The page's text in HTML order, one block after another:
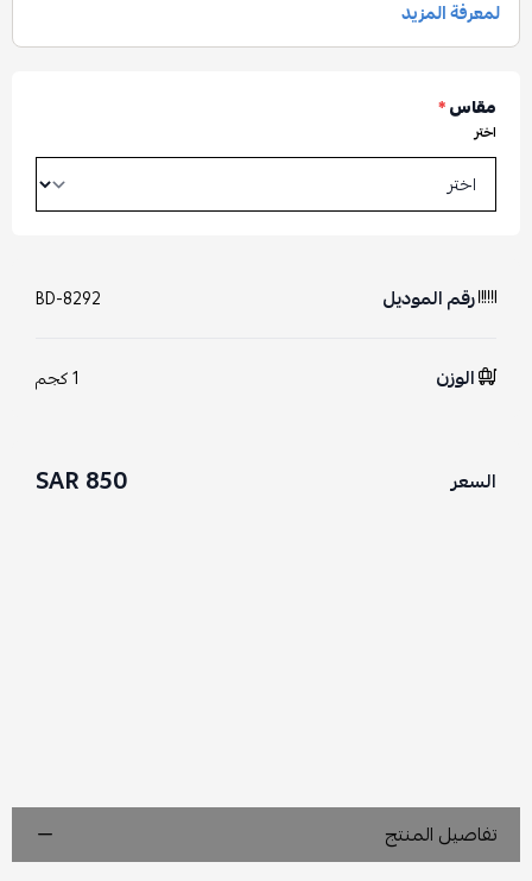
مقاس*
اختر
رقم الموديل BD-8292
الوزن 1 كجم
السعر 850 SAR
تفاصيل المنتج